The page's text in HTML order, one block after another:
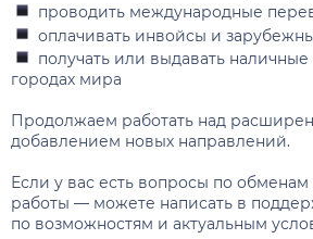
проводить международные
оплачивать инвойсы и
получать или выдавать
городах мира
Продолжаем работать над
добавлением новых направлений.
Если у вас есть вопросы по
работы — можете написать в
по возможностям и актуальным